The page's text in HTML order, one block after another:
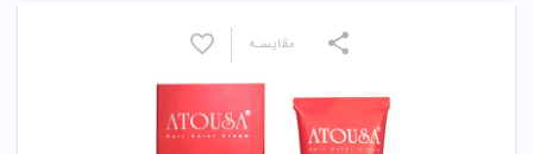
مقایسـه